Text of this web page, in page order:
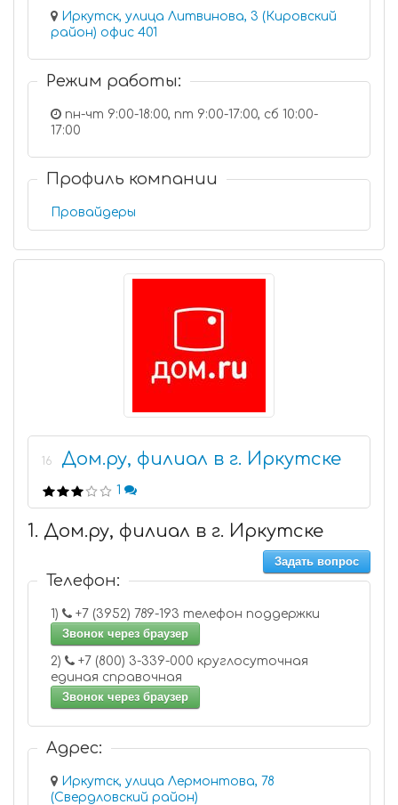
Иркутск, улица Литвинова, 3 (Кировский
район) офис 401
Режим работы:
пн-чт 9:00-18:00, пт 9:00-17:00, сб 10:00-
17:00
Профиль компании
Провайдеры
16 Дом.ру, филиал в г. Иркутске
1
1. Дом.ру, филиал в г. Иркутске
Задать вопрос
Телефон:
1)
+7 (3952) 789-193 телефон поддержки
Звонок через браузер
2)
единая справочная
Звонок через браузер
Адрес:
Иркутск, улица Лермонтова, 78
(Свердловский район)